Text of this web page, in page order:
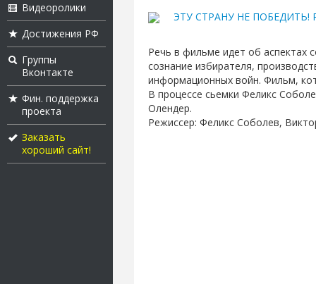
Видеоролики
Достижения РФ
Группы
Вконтакте
Фин. поддержка
проекта
Заказать
хороший сайт!
ЭТУ СТРАНУ НЕ ПОБЕДИТЬ!
Речь в фильме идет об аспектах
сознание избирателя,
информационных войн. Фильм,
В процессе сьемки Феликс
Олендер.
Режиссер: Феликс Соболев,